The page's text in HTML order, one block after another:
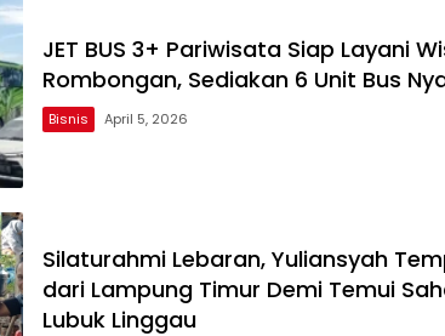
JET BUS 3+ Pariwisata Siap Layani
Rombongan, Sediakan 6 Unit Bus
Bisnis April 5, 2026
Silaturahmi Lebaran, Yuliansyah
dari Lampung Timur Demi Temui
Lubuk Linggau